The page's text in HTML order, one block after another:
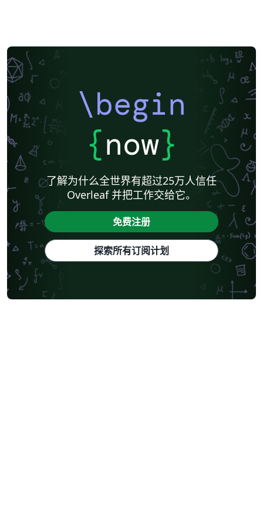
\begin
{now}
了解为什么全世界有超过25万人信任
Overleaf 并把工作交给它。
免费注册
探索所有订阅计划